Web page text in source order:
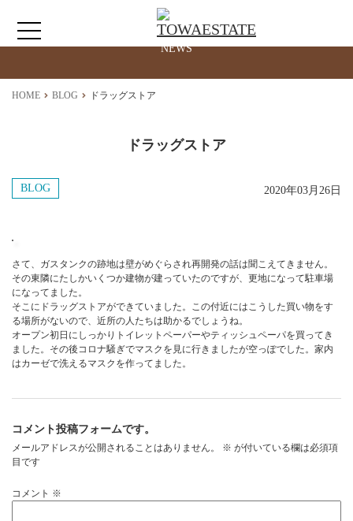
HOME
仲介情報
月極駐車場のご案内
アクセス
最新情報
NEWS
HOME BLOG ドラッグストア
ドラッグストア
BLOG 2020年03月26日
さて、ガスタンクの跡地は壁がめぐらされ再開発の話は聞こえてきません。
その東隣にたしかいくつか建物が建っていたのですが、更地になって駐車場
になってました。
そこにドラッグストアができていました。この付近にはこうした買い物をす
る場所がないので、近所の人たちは助かるでしょうね。
オープン初日にしっかりトイレットペーパーやティッシュペーパを買ってき
ました。その後コロナ騒ぎでマスクを見に行きましたが空っぽでした。家内
はカーゼで洗えるマスクを作ってました。
コメント投稿フォームです。
メールアドレスが公開されることはありません。 ※ が付いている欄は必須項
目です
コメント ※